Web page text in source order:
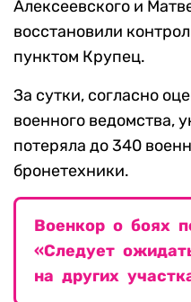
Алексеевского и
восстановили
пунктом Крупец.
За сутки, согласно
военного ведомства,
потеряла до 340
бронетехники.
Военкор о боях
«Следует
на других